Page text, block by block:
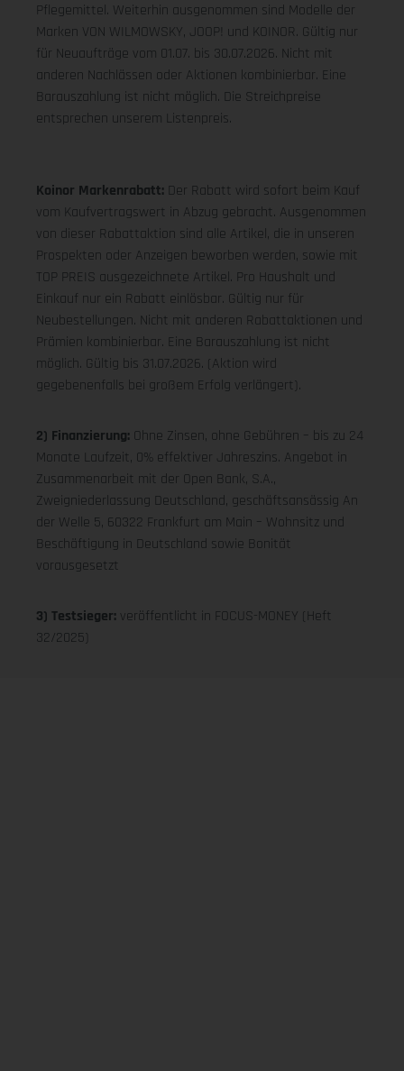
Pflegemittel. Weiterhin ausgenommen sind Modelle der
Marken VON WILMOWSKY, JOOP! und KOINOR. Gültig nur
für Neuaufträge vom 01.07. bis 30.07.2026. Nicht mit
anderen Nachlässen oder Aktionen kombinierbar. Eine
Barauszahlung ist nicht möglich. Die Streichpreise
entsprechen unserem Listenpreis.
Koinor Markenrabatt: Der Rabatt wird sofort beim Kauf
vom Kaufvertragswert in Abzug gebracht. Ausgenommen
von dieser Rabattaktion sind alle Artikel, die in unseren
Prospekten oder Anzeigen beworben werden, sowie mit
TOP PREIS ausgezeichnete Artikel. Pro Haushalt und
Einkauf nur ein Rabatt einlösbar. Gültig nur für
Neubestellungen. Nicht mit anderen Rabattaktionen und
Prämien kombinierbar. Eine Barauszahlung ist nicht
möglich. Gültig bis 31.07.2026. (Aktion wird
gegebenenfalls bei großem Erfolg verlängert).
2) Finanzierung: Ohne Zinsen, ohne Gebühren – bis zu 24
Monate Laufzeit, 0% effektiver Jahreszins. Angebot in
Zusammenarbeit mit der Open Bank, S.A.,
Zweigniederlassung Deutschland, geschäftsansässig An
der Welle 5, 60322 Frankfurt am Main – Wohnsitz und
Beschäftigung in Deutschland sowie Bonität
vorausgesetzt
3) Testsieger: veröffentlicht in FOCUS-MONEY (Heft
32/2025)